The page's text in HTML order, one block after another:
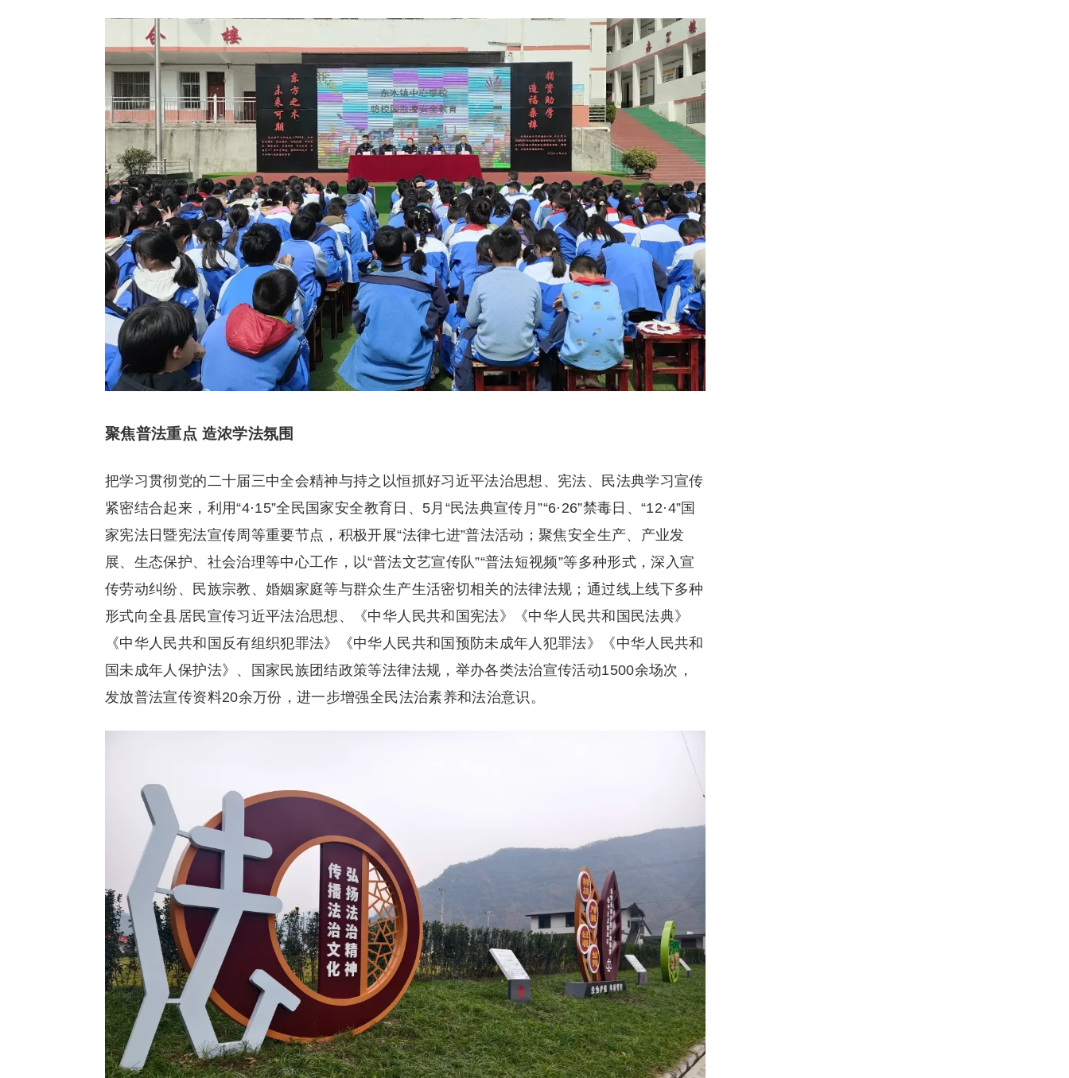
聚焦普法重点 造浓学法氛围
把学习贯彻党的二十届三中全会精神与持之以恒抓好习近平法治思想、宪法、民法典学习宣传
紧密结合起来，利用“4·15”全民国家安全教育日、5月“民法典宣传月”“6·26”禁毒日、“12·4”国
家宪法日暨宪法宣传周等重要节点，积极开展“法律七进”普法活动；聚焦安全生产、产业发
展、生态保护、社会治理等中心工作，以“普法文艺宣传队”“普法短视频”等多种形式，深入宣
传劳动纠纷、民族宗教、婚姻家庭等与群众生产生活密切相关的法律法规；通过线上线下多种
形式向全县居民宣传习近平法治思想、《中华人民共和国宪法》《中华人民共和国民法典》
《中华人民共和国反有组织犯罪法》《中华人民共和国预防未成年人犯罪法》《中华人民共和
国未成年人保护法》、国家民族团结政策等法律法规，举办各类法治宣传活动1500余场次，
发放普法宣传资料20余万份，进一步增强全民法治素养和法治意识。